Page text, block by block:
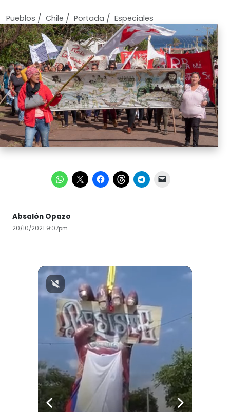
Pueblos / Chile / Portada / Especiales
Absalón Opazo
20/10/2021 9:07pm